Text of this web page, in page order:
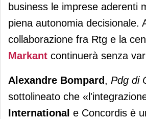
business le imprese aderenti
piena autonomia decisionale.
collaborazione fra Rtg e la
Markant continuerà senza
Alexandre Bompard, Pdg di
sottolineato che
International e Concordis è